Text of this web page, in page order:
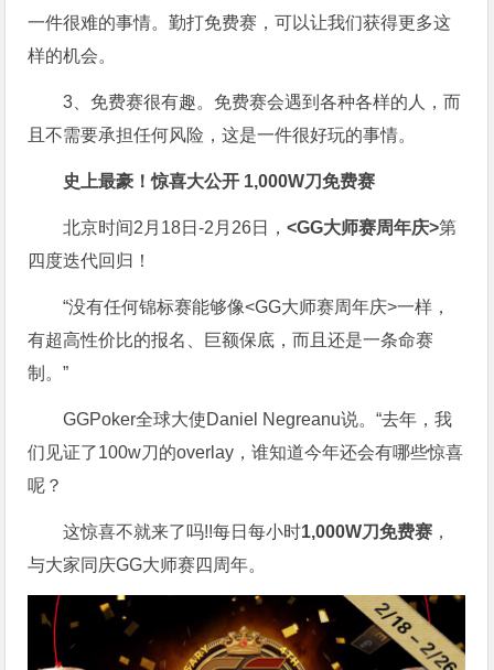
一件很难的事情。勤打免费赛，可以让我们获得更多这
样的机会。
3、免费赛很有趣。免费赛会遇到各种各样的人，而
且不需要承担任何风险，这是一件很好玩的事情。
史上最豪！惊喜大公开 1,000W刀免费赛
北京时间2月18日-2月26日，<GG大师赛周年庆>第
四度迭代回归！
“没有任何锦标赛能够像<GG大师赛周年庆>一样，
有超高性价比的报名、巨额保底，而且还是一条命赛
制。”
GGPoker全球大使Daniel Negreanu说。“去年，我
们见证了100w刀的overlay，谁知道今年还会有哪些惊喜
呢？
这惊喜不就来了吗!!每日每小时1,000W刀免费赛 ，
与大家同庆GG大师赛四周年。